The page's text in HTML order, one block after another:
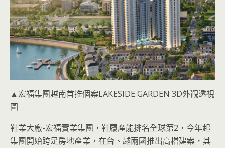
▲宏福集團越南首推個案LAKESIDE GARDEN 3D外觀透視
圖
鞋業大廠-宏福實業集團，鞋履產能排名全球第2，今年起
集團開始跨足房地產業，在台、越兩國推出高檔建案，其